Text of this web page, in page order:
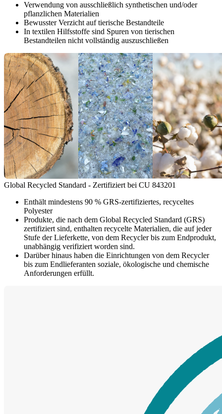
Verwendung von ausschließlich synthetischen und/oder
pflanzlichen Materialien
Bewusster Verzicht auf tierische Bestandteile
In textilen Hilfsstoffe sind Spuren von tierischen
Bestandteilen nicht vollständig auszuschließen
Global Recycled Standard - Zertifiziert bei CU 843201
Enthält mindestens 90 % GRS-zertifiziertes, recyceltes
Polyester
Produkte, die nach dem Global Recycled Standard (GRS)
zertifiziert sind, enthalten recycelte Materialien, die auf jeder
Stufe der Lieferkette, von dem Recycler bis zum Endprodukt,
unabhängig verifiziert worden sind.
Darüber hinaus haben die Einrichtungen von dem Recycler
bis zum Endlieferanten soziale, ökologische und chemische
Anforderungen erfüllt.